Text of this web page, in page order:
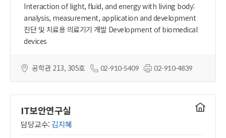
Interaction of light, fluid, and energy with living body:
analysis, measurement, application and development
진단 및 치료용 의료기기 개발 Development of biomedical
devices
공학관 213, 305호 02-910-5409 02-910-4839
IT보안연구실
담당교수: 김지혜
연구실